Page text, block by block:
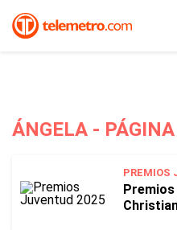
ÁNGELA - PÁGINA
PREMIOS
Premios